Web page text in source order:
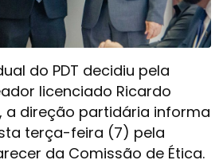
do PDT decidiu pela
licenciado Ricardo
a direção partidária informa
terça-feira (7) pela
da Comissão de Ética.